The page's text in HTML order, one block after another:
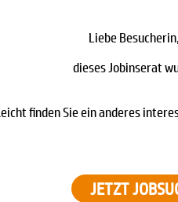
Liebe
dieses Jobinserat
finden Sie ein anderes
JETZT